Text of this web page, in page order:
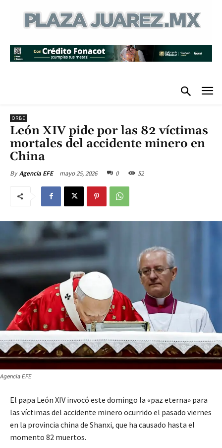
ORBE
León XIV pide por las 82 víctimas
mortales del accidente minero en
China
By Agencia EFE mayo 25, 2026 0 52
Agencia EFE
El papa León XIV invocó este domingo la «paz eterna» para
las víctimas del accidente minero ocurrido el pasado viernes
en la provincia china de Shanxi, que ha causado hasta el
momento 82 muertos.